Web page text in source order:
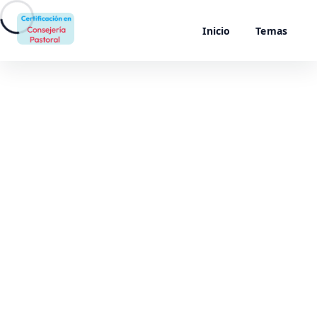
Inicio Temas